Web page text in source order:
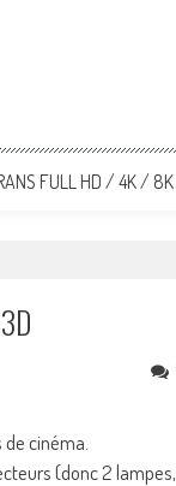
FULL HD / 4K / 8K
cinéma.
(donc 2 lampes,